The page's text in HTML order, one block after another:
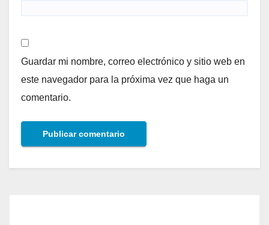
Guardar mi nombre, correo electrónico y sitio web en
este navegador para la próxima vez que haga un
comentario.